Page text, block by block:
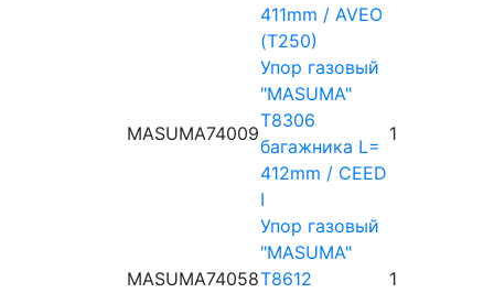
411mm / AVEO
(T250)
MASUMA74009
Упор газовый
"MASUMA"
T8306
багажника L=
412mm / CEED
I
1
MASUMA74058
Упор газовый
"MASUMA"
T8612
1